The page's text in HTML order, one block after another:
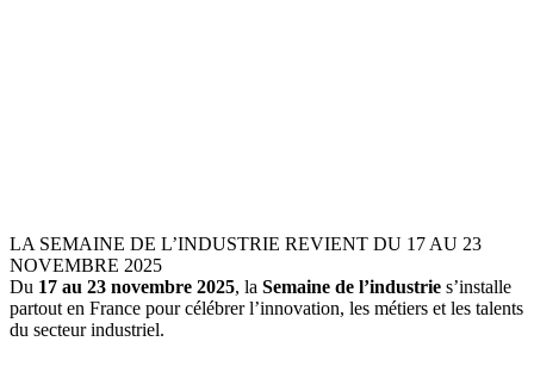
LA SEMAINE DE L’INDUSTRIE REVIENT DU 17 AU 23
NOVEMBRE 2025
Du 17 au 23 novembre 2025, la Semaine de l’industrie s’installe
partout en France pour célébrer l’innovation, les métiers et les talents
du secteur industriel.